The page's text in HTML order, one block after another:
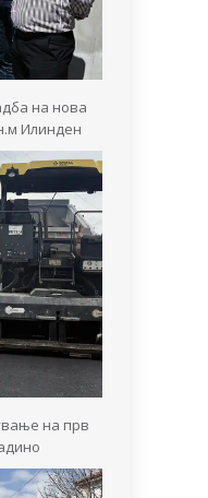
на нова
Илинден
на прв